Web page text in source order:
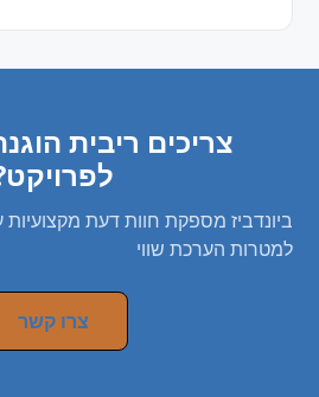
צריכים ריבית
ביונדביז מספקת חוות דעת מקצועיות
למטרות הערכת שווי
צרו קשר